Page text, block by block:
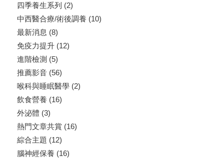
四季養生系列 (2)
中西醫合療/術後調養 (10)
最新消息 (8)
免疫力提升(12)
進階檢測 (5)
推薦影音(56)
喉科與睡眠醫學(2)
飲食營養 (16)
外泌體 (3)
熱門文章共賞 (16)
綜合主題 (12)
腦神經保養 (16)